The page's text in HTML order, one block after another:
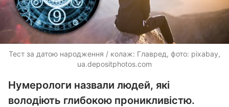
Тест за датою народження / колаж: Главред, фото: pixabay,
ua.depositphotos.com
Нумерологи назвали людей, які
володіють глибокою проникливістю.